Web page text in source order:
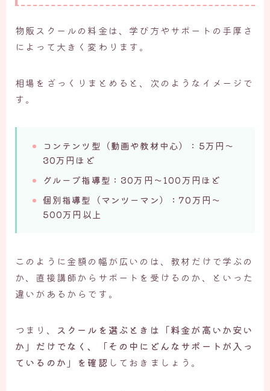
物販スクールの料金は、学び方やサポートの手厚さ
によって大きく変わります。
相場をざっくりまとめると、次のようなイメージで
す。
コンテンツ型（動画や教材中心）：5万円〜
30万円ほど
グループ指導型：30万円〜100万円ほど
個別指導型（マンツーマン）：70万円〜
500万円以上
このように金額の幅が広いのは、教材だけで学ぶの
か、直接講師からサポートを受けるのか、といった
違いがあるからです。
つまり、 スクールを選ぶときは「料金が高いか安い
か」だけでなく、「その中にどんなサポートが入っ
ているのか」を確認 しておきましょう。